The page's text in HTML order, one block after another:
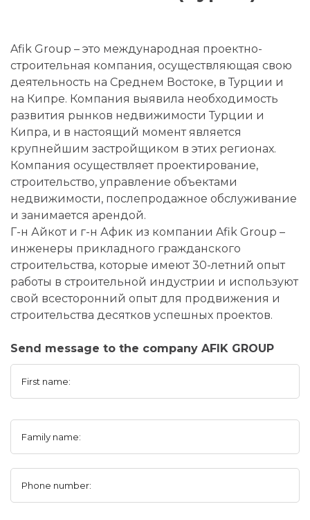
Afik Group – это международная проектно-
строительная компания, осуществляющая свою
деятельность на Среднем Востоке, в Турции и
на Кипре. Компания выявила необходимость
развития рынков недвижимости Турции и
Кипра, и в настоящий момент является
крупнейшим застройщиком в этих регионах.
Компания осуществляет проектирование,
строительство, управление объектами
недвижимости, послепродажное обслуживание
и занимается арендой.
Г-н Айкот и г-н Афик из компании Afik Group –
инженеры прикладного гражданского
строительства, которые имеют 30-летний опыт
работы в строительной индустрии и используют
свой всесторонний опыт для продвижения и
строительства десятков успешных проектов.
Send message to the company AFIK GROUP
First name:
Family name:
Phone number: